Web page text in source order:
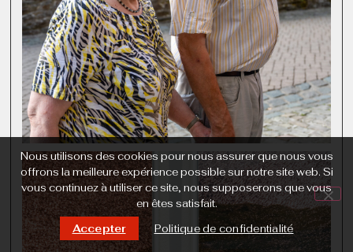
Nous utilisons des cookies pour nous assurer que nous vous
offrons la meilleure expérience possible sur notre site web. Si
vous continuez à utiliser ce site, nous supposerons que vous
en êtes satisfait.
Accepter
Politique de confidentialité